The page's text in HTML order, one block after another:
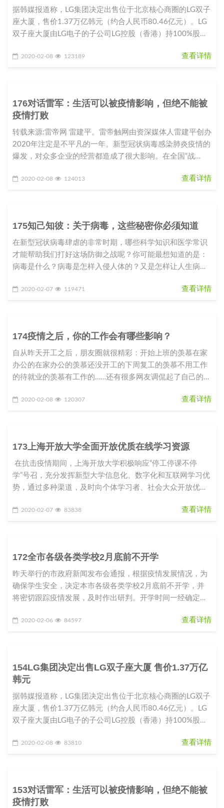
据韩媒报道称，LG集团决定出售位于北京核心商圈的LG双子
座大厦，售价1.37万亿韩元（约合人民币80.46亿元）。LG
双子座大厦由LG电子的子公司LG控股（香港）持100%股
2020-02-08 123189 查看详情
176对话雷军：生活可以被疫情影响，但绝不能被
疫情打败
转载来源:雷帝网 雷建平。雷帝触网由资深媒体人雷建平创办
2020年注定是不平凡的一年。新型冠状病毒感染肺炎疫情的
爆发，对众多企业的经营都造成了很大影响。在全国“战
2020-02-08 124013 查看详情
175知己知彼：关于病毒，这些秘密你必须知道
在新型冠状病毒肆虐的非常时期，哪些科学知识和医学常识
才能帮助我们打好这场防御之战呢？你可能最想知道的是：
病毒是什么？病毒是怎样入侵人体的？又是怎样让人生病
2020-02-07 119471 查看详情
174疫情之后，你的工作会有哪些影响？
自从昨天开工之后，朋友圈就很精彩：开始上班的羡慕在家
办公的在家办公的羡慕还没开工的下周复工的羡慕不用工作
的待就业的羡慕有工作的……还有很多网友调侃起了自己的职
2020-02-08 120307 查看详情
173上海开放大学全面开放优质在线学习资源
在抗击疫情期间，上海开放大学积极响应“停工停课不停
学”号召，充分发挥新型大学信息化、数字化和互联网学习优
势，通过多种渠道，及时向个体学习者、社会大众开放优质
2020-02-07 83838 查看详情
172全市各级各类学校2月底前不开学
昨天举行的市政府新闻发布会通报，根据疫情发展情况，为
确保学生安全，决定本市各级各类学校2月底前不开学，并
将密切跟踪疫情发展，及时作出研判。开学时间一经确定，
2020-02-06 84597 查看详情
154LG集团决定出售LG双子座大厦 售价1.37万亿
韩元
据韩媒报道称，LG集团决定出售位于北京核心商圈的LG双子
座大厦，售价1.37万亿韩元（约合人民币80.46亿元）。LG
双子座大厦由LG电子的子公司LG控股（香港）持100%股
2020-02-08 83810 查看详情
153对话雷军：生活可以被疫情影响，但绝不能被
疫情打败